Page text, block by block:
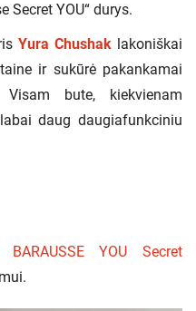
Secret YOU“ durys.
Yura Chushak lakoniškai
ir sukūrė pakankamai
bute, kiekvienam
daug daugiafunkciniu
YOU Secret